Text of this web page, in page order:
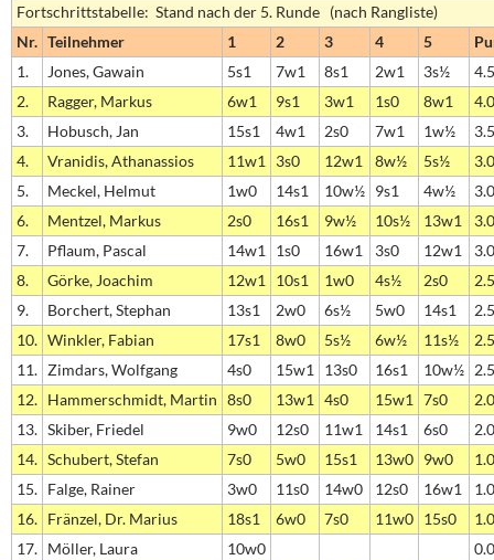
Fortschrittstabelle: Stand nach der 5. Runde (nach Rangliste)
Nr. Teilnehmer 1 2 3 4 5
1.
Jones, Gawain 5s1 7w1 8s1 2w1 3s½
4.5
2.
Ragger, Markus 6w1 9s1 3w1 1s0 8w1
4.0
3.
Hobusch, Jan 15s1 4w1 2s0 7w1 1w½
3.5
4.
Vranidis, Athanassios 11w1 3s0 12w1 8w½ 5s½
3.0
5.
Meckel, Helmut 1w0 14s1 10w½ 9s1 4w½
3.0
6.
Mentzel, Markus 2s0 16s1 9w½ 10s½ 13w1
3.0
7.
Pflaum, Pascal 14w1 1s0 16w1 3s0 12w1
3.0
8.
Görke, Joachim 12w1 10s1 1w0 4s½ 2s0
2.5
9.
Borchert, Stephan 13s1 2w0 6s½ 5w0 14s1
2.5
10. Winkler, Fabian 17s1 8w0 5s½ 6w½ 11s½
2.5
11. Zimdars, Wolfgang 4s0 15w1 13s0 16s1 10w½ 2.5
12. Hammerschmidt, Martin 8s0 13w1 4s0 15w1 7s0
2.0
13. Skiber, Friedel 9w0 12s0 11w1 14s1 6s0
2.0
14. Schubert, Stefan 7s0 5w0 15s1 13w0 9w0
1.0
15. Falge, Rainer 3w0 11s0 14w0 12s0 16w1
1.0
16. Fränzel, Dr. Marius 18s1 6w0 7s0 11w0 15s0
1.0
17. Möller, Laura 10w0
0.0